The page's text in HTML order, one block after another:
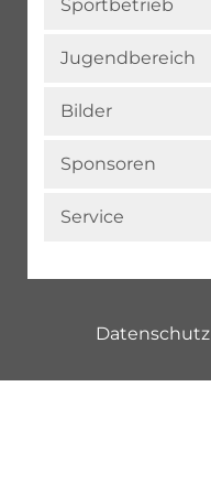
Sportbetrieb
Jugendbereich
Bilder
Sponsoren
Service
Datenschutz